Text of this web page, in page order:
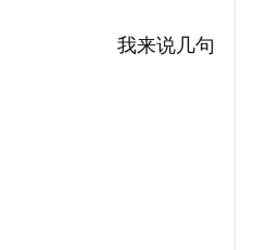
我来说几句